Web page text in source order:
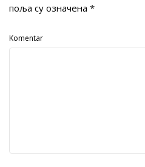
поља су означена *
Komentar